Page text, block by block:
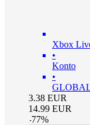
Xbox
•
Konto
•
3.38 EUR
14.99 EUR
-77%